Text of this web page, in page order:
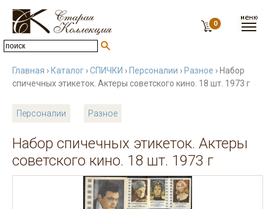
0
Главная › Каталог ›СПИЧКИ › Персоналии › Разное › Набор
спичечных этикеток. Актеры советского кино. 18 шт. 1973 г
Персоналии Разное
Набор спичечных этикеток. Актеры
советского кино. 18 шт. 1973 г